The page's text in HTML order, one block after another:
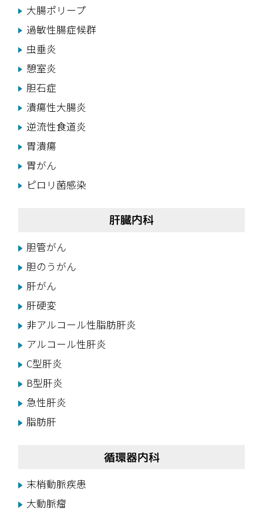
大腸ポリープ
過敏性腸症候群
虫垂炎
憩室炎
胆石症
潰瘍性大腸炎
逆流性食道炎
胃潰瘍
胃がん
ピロリ菌感染
肝臓内科
胆管がん
胆のうがん
肝がん
肝硬変
非アルコール性脂肪肝炎
アルコール性肝炎
C型肝炎
B型肝炎
急性肝炎
脂肪肝
循環器内科
末梢動脈疾患
大動脈瘤